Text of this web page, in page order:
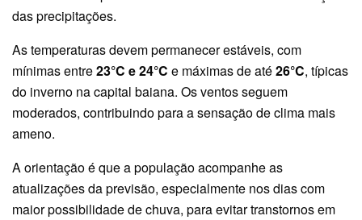
das precipitações.
As temperaturas devem permanecer estáveis, com
mínimas entre23°C e 24°C e máximas de até26°C, típicas
do inverno na capital baiana. Os ventos seguem
moderados, contribuindo para a sensação de clima mais
ameno.
A orientação é que a população acompanhe as
atualizações da previsão, especialmente nos dias com
maior possibilidade de chuva, para evitar transtornos em